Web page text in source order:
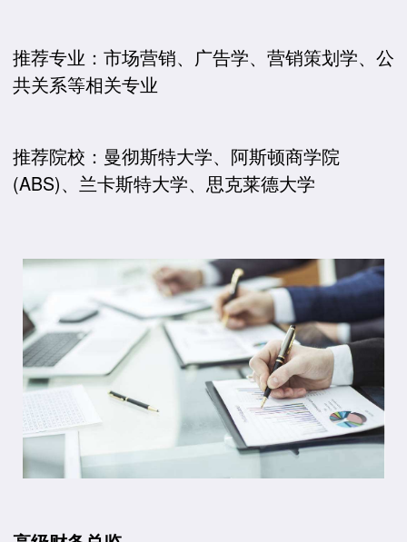
推荐专业：市场营销、广告学、营销策划学、公
共关系等相关专业
推荐院校：曼彻斯特大学、阿斯顿商学院
(ABS)、兰卡斯特大学、思克莱德大学